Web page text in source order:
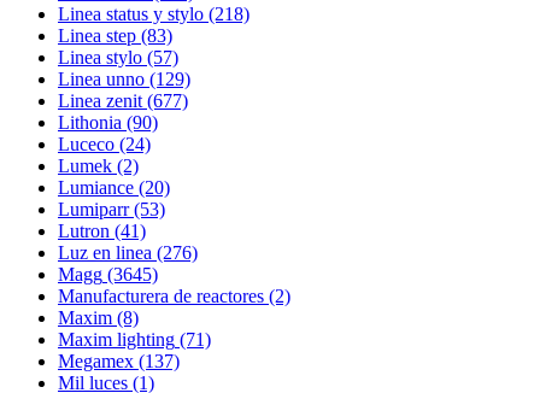
Linea status y stylo (218)
Linea step (83)
Linea stylo (57)
Linea unno (129)
Linea zenit (677)
Lithonia (90)
Luceco (24)
Lumek (2)
Lumiance (20)
Lumiparr (53)
Lutron (41)
Luz en linea (276)
Magg (3645)
Manufacturera de reactores (2)
Maxim (8)
Maxim lighting (71)
Megamex (137)
Mil luces (1)